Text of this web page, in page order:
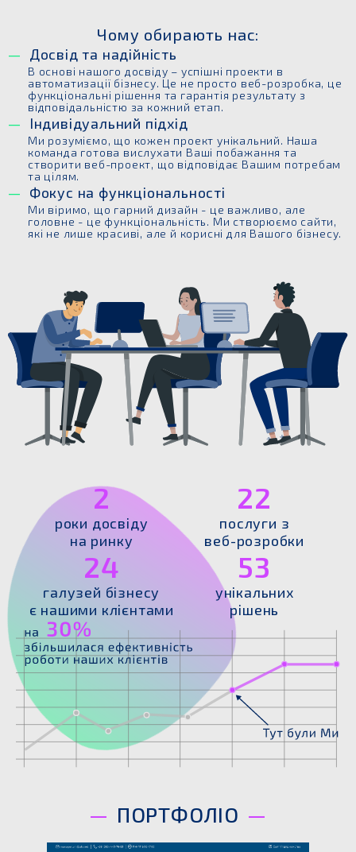
Чому обирають нас:
Досвід та надійність
В основі нашого досвіду – успішні проекти в
автоматизації бізнесу. Це не просто веб-розробка, це
функціональні рішення та гарантія результату з
відповідальністю за кожний етап.
Індивідуальний підхід
Ми розуміємо, що кожен проект унікальний. Наша
команда готова вислухати Ваші побажання та
створити веб-проект, що відповідає Вашим потребам
та цілям.
Фокус на функціональності
Ми віримо, що гарний дизайн - це важливо, але
головне - це функціональність. Ми створюємо сайти,
які не лише красиві, але й корисні для Вашого бізнесу.
2
роки досвіду
на ринку
22
послуги з
веб-розробки
24
галузей бізнесу
є нашими клієнтами
53
унікальних
рішень
ПОРТФОЛІО